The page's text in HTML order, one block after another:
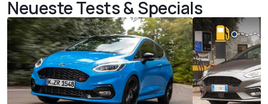
Neueste Tests & Specials